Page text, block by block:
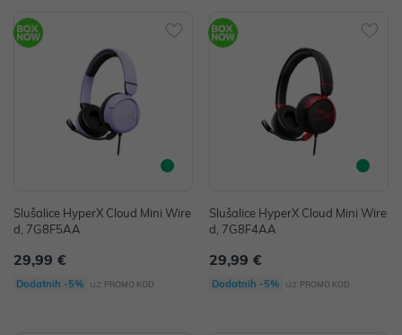
Slušalice HyperX Cloud Mini Wire
d, 7G8F5AA
29,99 €
Dodatnih -5% uz PROMO KOD
Slušalice HyperX Cloud Mini Wire
d, 7G8F4AA
29,99 €
Dodatnih -5% uz PROMO KOD